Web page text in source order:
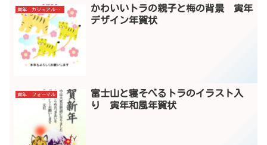
寅年 カジュアル年賀状
かわいいトラの親子と梅の背景 寅年
デザイン年賀状
寅年 フォーマル
富士山と寝そべるトラのイラスト入
り 寅年和風年賀状